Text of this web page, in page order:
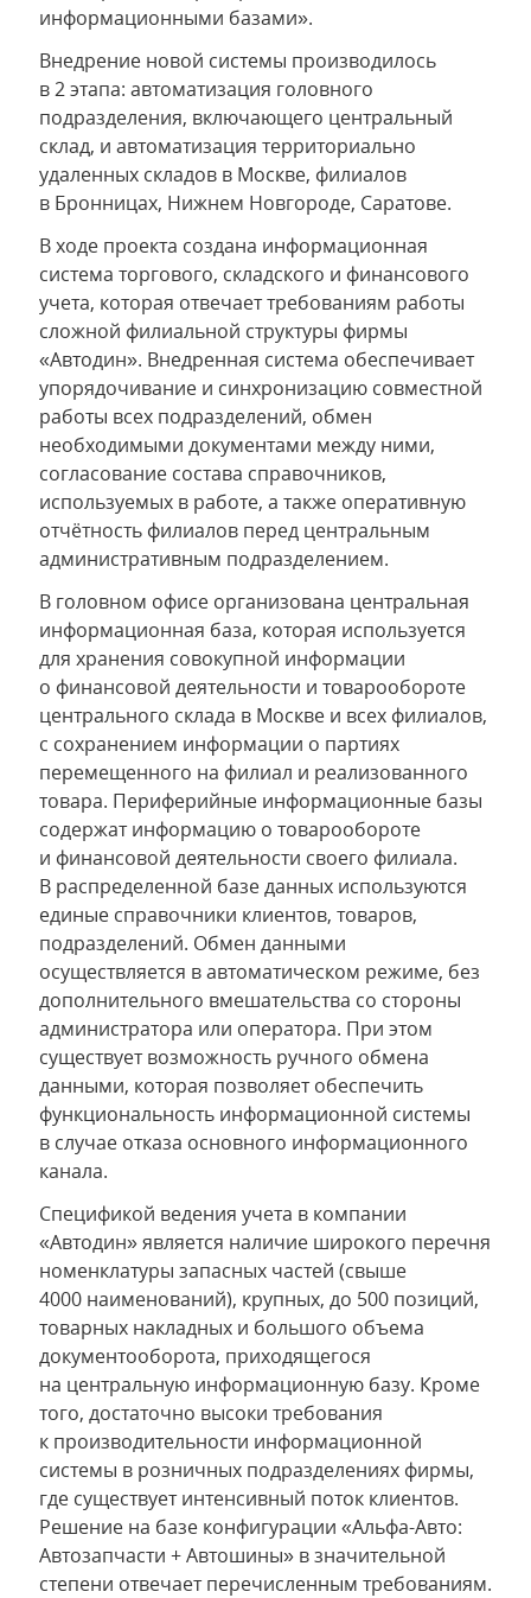
информационными базами».
Внедрение новой системы производилось
в 2 этапа: автоматизация головного
подразделения, включающего центральный
склад, и автоматизация территориально
удаленных складов в Москве, филиалов
в Бронницах, Нижнем Новгороде, Саратове.
В ходе проекта создана информационная
система торгового, складского и финансового
учета, которая отвечает требованиям работы
сложной филиальной структуры фирмы
«Автодин». Внедренная система обеспечивает
упорядочивание и синхронизацию совместной
работы всех подразделений, обмен
необходимыми документами между ними,
согласование состава справочников,
используемых в работе, а также оперативную
отчётность филиалов перед центральным
административным подразделением.
В головном офисе организована центральная
информационная база, которая используется
для хранения совокупной информации
о финансовой деятельности и товарообороте
центрального склада в Москве и всех филиалов,
с сохранением информации о партиях
перемещенного на филиал и реализованного
товара. Периферийные информационные базы
содержат информацию о товарообороте
и финансовой деятельности своего филиала.
В распределенной базе данных используются
единые справочники клиентов, товаров,
подразделений. Обмен данными
осуществляется в автоматическом режиме, без
дополнительного вмешательства со стороны
администратора или оператора. При этом
существует возможность ручного обмена
данными, которая позволяет обеспечить
функциональность информационной системы
в случае отказа основного информационного
канала.
Спецификой ведения учета в компании
«Автодин» является наличие широкого перечня
номенклатуры запасных частей (свыше
4000 наименований), крупных, до 500 позиций,
товарных накладных и большого объема
документооборота, приходящегося
на центральную информационную базу. Кроме
того, достаточно высоки требования
к производительности информационной
системы в розничных подразделениях фирмы,
где существует интенсивный поток клиентов.
Решение на базе конфигурации «Альфа-Авто:
Автозапчасти + Автошины» в значительной
степени отвечает перечисленным требованиям.